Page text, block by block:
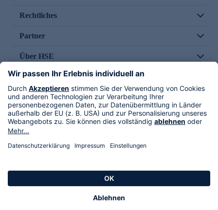
Rechtliches
Partner
Über HSE
Im TV
HSE International